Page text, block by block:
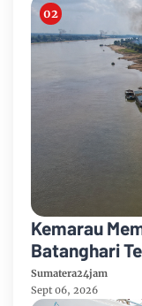
Kemarau
Batanghari
Hadapi
Karhutla
Sumatera24jam
Sept 06, 2026